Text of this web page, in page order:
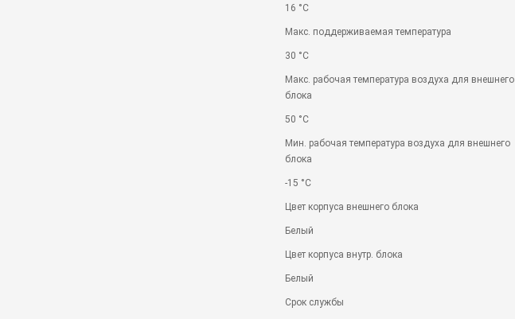
16 °С
Макс. поддерживаемая температура
30 °С
Макс. рабочая температура воздуха для внешнего
блока
50 °С
Мин. рабочая температура воздуха для внешнего
блока
-15 °С
Цвет корпуса внешнего блока
Белый
Цвет корпуса внутр. блока
Белый
Срок службы